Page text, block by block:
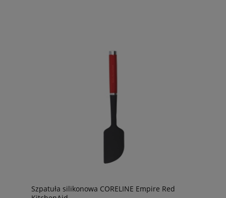
Szpatuła silikonowa CORELINE Empire Red